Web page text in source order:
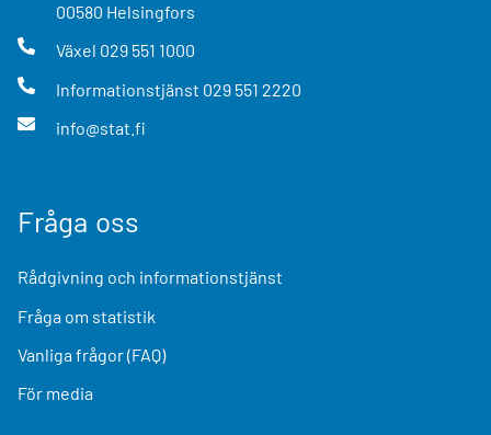
00580 Helsingfors
Växel 029 551 1000
Informationstjänst 029 551 2220
info@stat.fi
Fråga oss
Rådgivning och informationstjänst
Fråga om statistik
Vanliga frågor (FAQ)
För media